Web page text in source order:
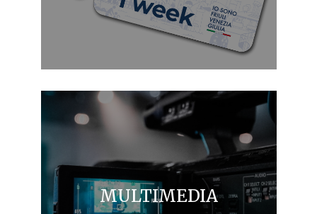
MULTIMEDIA